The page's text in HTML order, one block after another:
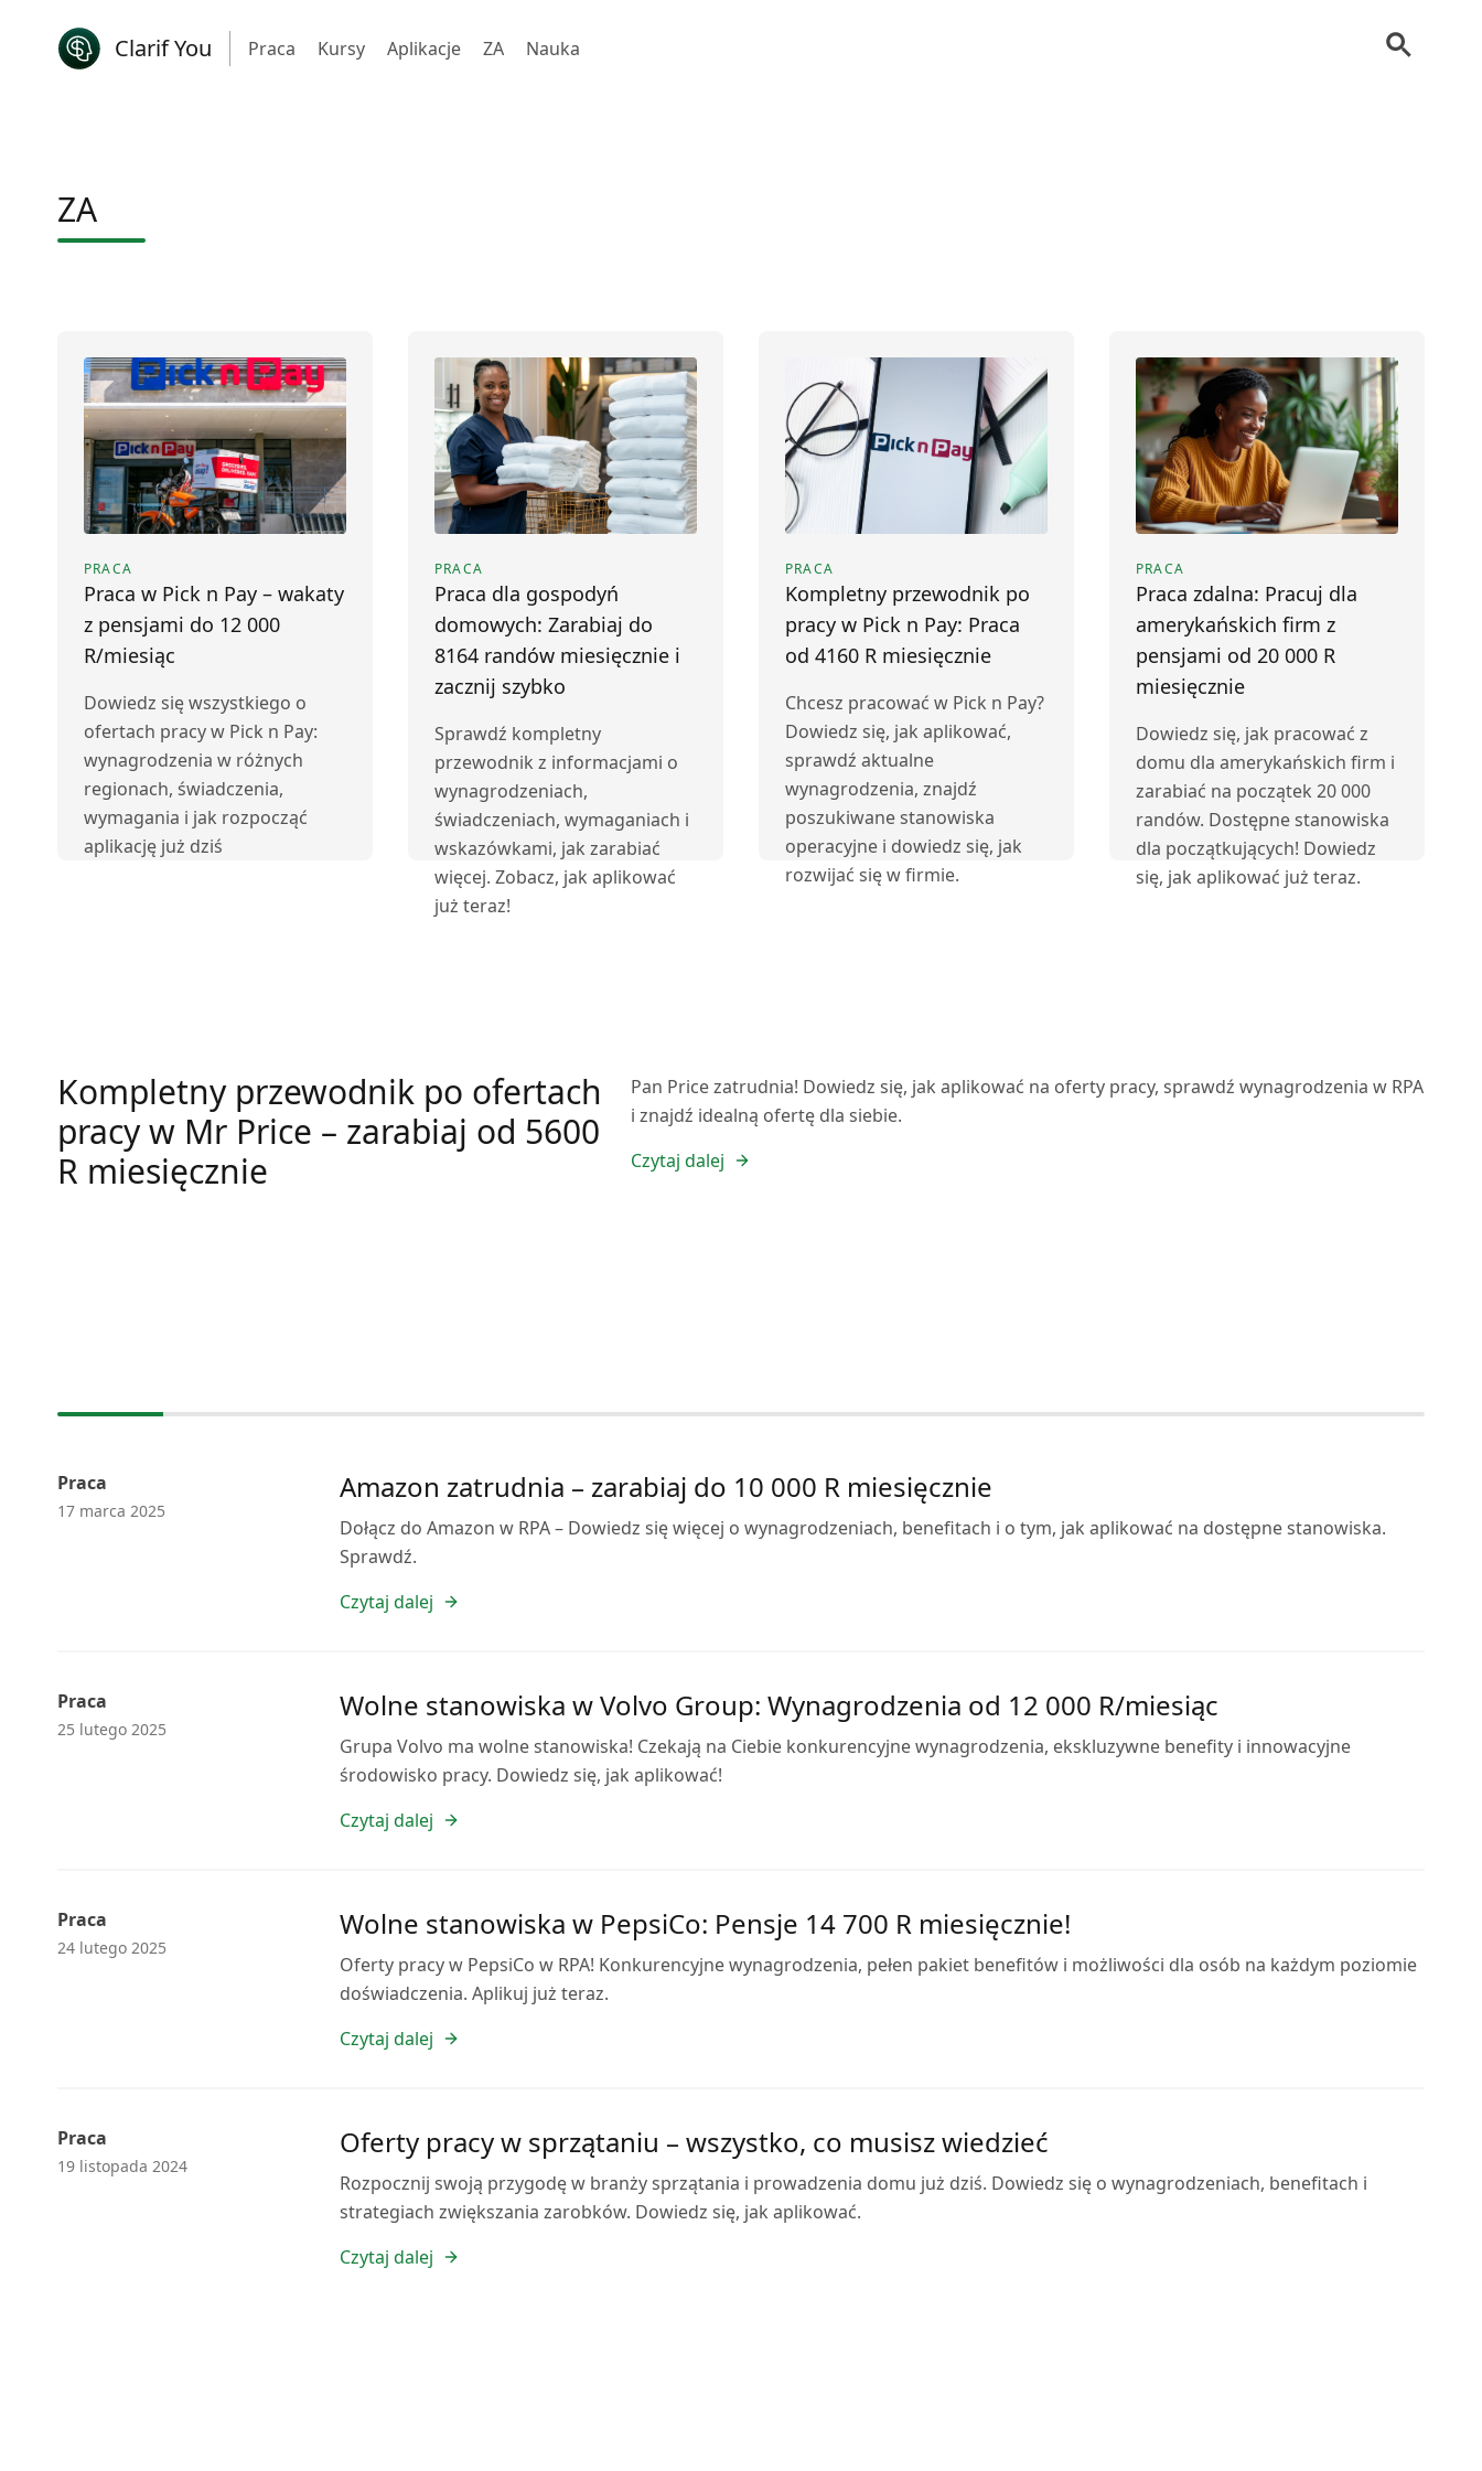
Clarif You Praca Kursy Aplikacje ZA Nauka
ZA
PRACA
Praca w Pick n Pay – wakaty
z pensjami do 12 000
R/miesiąc
Dowiedz się wszystkiego o
ofertach pracy w Pick n Pay:
wynagrodzenia w różnych
regionach, świadczenia,
wymagania i jak rozpocząć
aplikację już dziś
PRACA
Praca dla gospodyń
domowych: Zarabiaj do
8164 randów miesięcznie i
zacznij szybko
Sprawdź kompletny
przewodnik z informacjami o
wynagrodzeniach,
świadczeniach, wymaganiach i
wskazówkami, jak zarabiać
więcej. Zobacz, jak aplikować
już teraz!
PRACA
Kompletny przewodnik po
pracy w Pick n Pay: Praca
od 4160 R miesięcznie
Chcesz pracować w Pick n Pay?
Dowiedz się, jak aplikować,
sprawdź aktualne
wynagrodzenia, znajdź
poszukiwane stanowiska
operacyjne i dowiedz się, jak
rozwijać się w firmie.
PRACA
Praca zdalna: Pracuj dla
amerykańskich firm z
pensjami od 20 000 R
miesięcznie
Dowiedz się, jak pracować z
domu dla amerykańskich firm i
zarabiać na początek 20 000
randów. Dostępne stanowiska
dla początkujących! Dowiedz
się, jak aplikować już teraz.
Kompletny przewodnik po ofertach
pracy w Mr Price – zarabiaj od 5600
R miesięcznie
Pan Price zatrudnia! Dowiedz się, jak aplikować na oferty pracy, sprawdź wynagrodzenia w RPA
i znajdź idealną ofertę dla siebie.
Czytaj dalej
Praca
17 marca 2025
Amazon zatrudnia – zarabiaj do 10 000 R miesięcznie
Dołącz do Amazon w RPA – Dowiedz się więcej o wynagrodzeniach, benefitach i o tym, jak aplikować na dostępne stanowiska.
Sprawdź.
Czytaj dalej
Praca
25 lutego 2025
Wolne stanowiska w Volvo Group: Wynagrodzenia od 12 000 R/miesiąc
Grupa Volvo ma wolne stanowiska! Czekają na Ciebie konkurencyjne wynagrodzenia, ekskluzywne benefity i innowacyjne
środowisko pracy. Dowiedz się, jak aplikować!
Czytaj dalej
Praca
24 lutego 2025
Wolne stanowiska w PepsiCo: Pensje 14 700 R miesięcznie!
Oferty pracy w PepsiCo w RPA! Konkurencyjne wynagrodzenia, pełen pakiet benefitów i możliwości dla osób na każdym poziomie
doświadczenia. Aplikuj już teraz.
Czytaj dalej
Praca
19 listopada 2024
Oferty pracy w sprzątaniu – wszystko, co musisz wiedzieć
Rozpocznij swoją przygodę w branży sprzątania i prowadzenia domu już dziś. Dowiedz się o wynagrodzeniach, benefitach i
strategiach zwiększania zarobków. Dowiedz się, jak aplikować.
Czytaj dalej